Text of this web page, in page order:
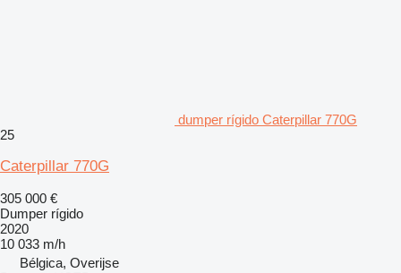
dumper rígido Caterpillar 770G
25
Caterpillar 770G
305 000 €
Dumper rígido
2020
10 033 m/h
Bélgica, Overijse